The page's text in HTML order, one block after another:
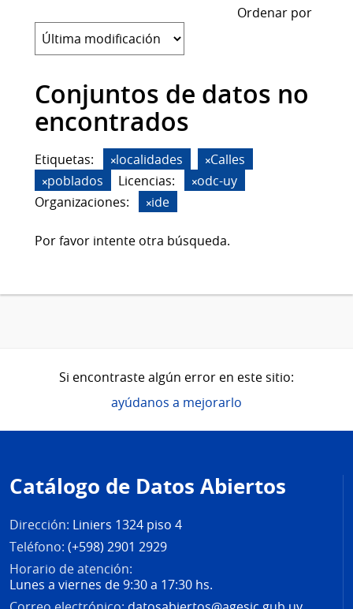
Ordenar por
Conjuntos de datos no
encontrados
Etiquetas: localidades
Calles
poblados
Licencias:
odc-uy
Organizaciones:
ide
Por favor intente otra búsqueda.
Si encontraste algún error en este sitio:
ayúdanos a mejorarlo
de
página
Catálogo de Datos Abiertos
Dirección: Liniers 1324 piso 4
Teléfono: (+598) 2901 2929
Horario de atención:
Lunes a viernes de 9:30 a 17:30 hs.